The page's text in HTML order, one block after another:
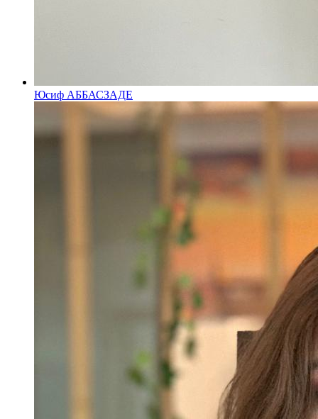
Юсиф АББАСЗАДЕ